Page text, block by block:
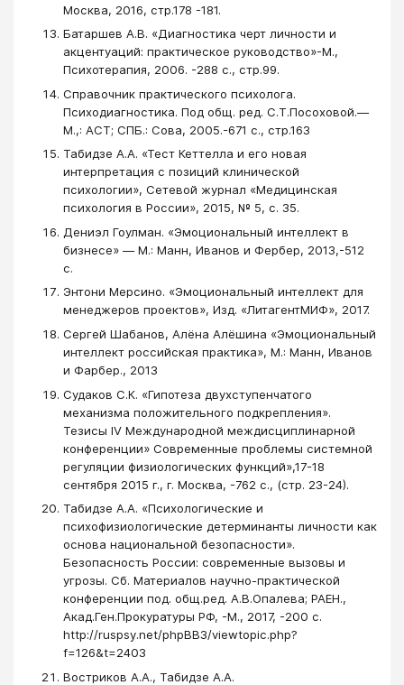
Москва, 2016, стр.178 -181.
Батаршев А.В. «Диагностика черт личности и
акцентуаций: практическое руководство»-М.,
Психотерапия, 2006. -288 с., стр.99.
Справочник практического психолога.
Психодиагностика. Под общ. ред. С.Т.Посоховой.―
М.,: АСТ; СПБ.: Сова, 2005.-671 с., стр.163
Табидзе А.А. «Тест Кеттелла и его новая
интерпретация с позиций клинической
психологии», Сетевой журнал «Медицинская
психология в России», 2015, № 5, с. 35.
Дениэл Гоулман. «Эмоциональный интеллект в
бизнесе» ― М.: Манн, Иванов и Фербер, 2013,-512
с.
Энтони Мерсино. «Эмоциональный интеллект для
менеджеров проектов», Изд. «ЛитагентМИФ», 2017.
Сергей Шабанов, Алёна Алёшина «Эмоциональный
интеллект российская практика», М.: Манн, Иванов
и Фарбер., 2013
Судаков С.К. «Гипотеза двухступенчатого
механизма положительного подкрепления».
Тезисы IV Международной междисциплинарной
конференции» Современные проблемы системной
регуляции физиологических функций»,17-18
сентября 2015 г., г. Москва, -762 с., (стр. 23-24).
Табидзе А.А. «Психологические и
психофизиологические детерминанты личности как
основа национальной безопасности».
Безопасность России: современные вызовы и
угрозы. Сб. Материалов научно-практической
конференции под. общ.ред. А.В.Опалева; РАЕН.,
Акад.Ген.Прокуратуры РФ, -М., 2017, -200 с.
http://ruspsy.net/phpBB3/viewtopic.php?
f=126&t=2403
Востриков А.А., Табидзе А.А.